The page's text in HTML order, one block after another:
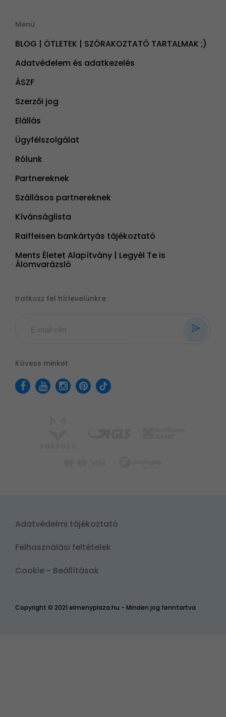
Menü
BLOG | ÖTLETEK | SZÓRAKOZTATÓ TARTALMAK ;)
Adatvédelem és adatkezelés
ÁSZF
Szerzői jog
Elállás
Ügyfélszolgálat
Rólunk
Partnereknek
Szállásos partnereknek
Kívánságlista
Raiffeisen bankártyás tájékoztató
Ments Életet Alapítvány | Legyél Te is
Álomvarázsló
Iratkozz fel hírlevelünkre
Kövess minket
Copyright © 2021 elmenyplaza.hu - Minden jog fenntartva
Adatvédelmi tájékoztató
Felhasználási feltételek
Cookie - Beállítások